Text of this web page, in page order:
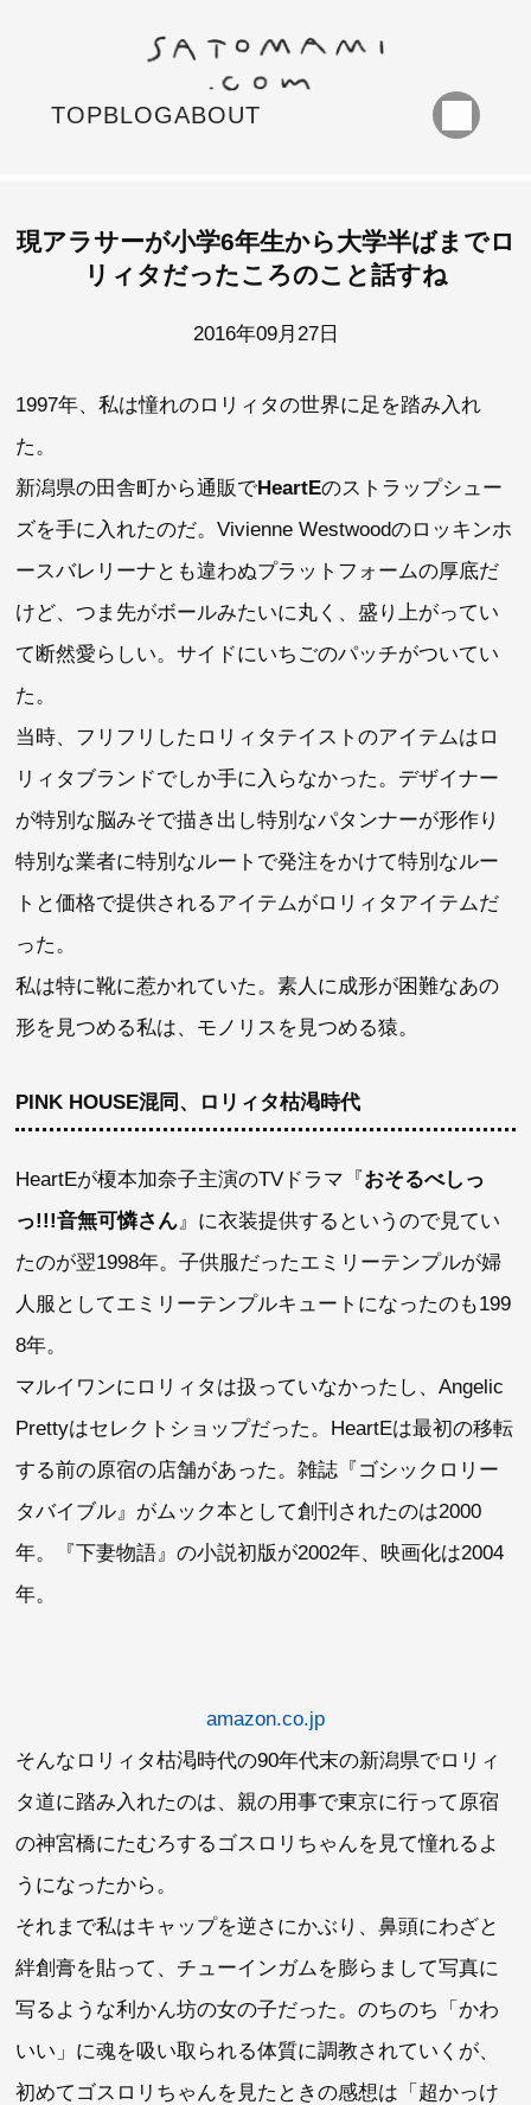
TOPBLOGABOUT
現アラサーが小学6年生から大学半ばまでロ
リィタだったころのこと話すね
2016年09月27日
1997年、私は憧れのロリィタの世界に足を踏み入れ
た。
新潟県の田舎町から通販でHeartEのストラップシュー
ズを手に入れたのだ。Vivienne Westwoodのロッキンホ
ースバレリーナとも違わぬプラットフォームの厚底だ
けど、つま先がボールみたいに丸く、盛り上がってい
て断然愛らしい。サイドにいちごのパッチがついてい
た。
当時、フリフリしたロリィタテイストのアイテムはロ
リィタブランドでしか手に入らなかった。デザイナー
が特別な脳みそで描き出し特別なパタンナーが形作り
特別な業者に特別なルートで発注をかけて特別なルー
トと価格で提供されるアイテムがロリィタアイテムだ
った。
私は特に靴に惹かれていた。素人に成形が困難なあの
形を見つめる私は、モノリスを見つめる猿。
PINK HOUSE混同、ロリィタ枯渇時代
HeartEが榎本加奈子主演のTVドラマ『おそるべしっ
っ!!!音無可憐さん』に衣装提供するというので見てい
たのが翌1998年。子供服だったエミリーテンプルが婦
人服としてエミリーテンプルキュートになったのも199
8年。
マルイワンにロリィタは扱っていなかったし、Angelic
Prettyはセレクトショップだった。HeartEは最初の移転
する前の原宿の店舗があった。雑誌『ゴシックロリー
タバイブル』がムック本として創刊されたのは2000
年。『下妻物語』の小説初版が2002年、映画化は2004
年。
amazon.co.jp
そんなロリィタ枯渇時代の90年代末の新潟県でロリィ
タ道に踏み入れたのは、親の用事で東京に行って原宿
の神宮橋にたむろするゴスロリちゃんを見て憧れるよ
うになったから。
それまで私はキャップを逆さにかぶり、鼻頭にわざと
絆創膏を貼って、チューインガムを膨らまして写真に
写るような利かん坊の女の子だった。のちのち「かわ
いい」に魂を吸い取られる体質に調教されていくが、
初めてゴスロリちゃんを見たときの感想は「超かっけ